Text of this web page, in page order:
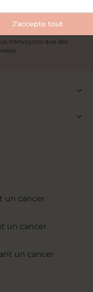
n'envoyons que des
un cancer
un cancer
un cancer
J'accepte tout